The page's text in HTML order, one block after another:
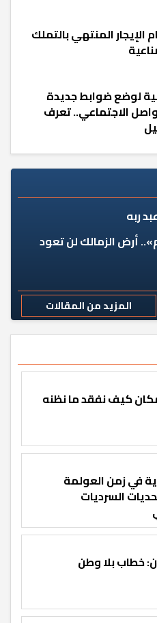
الإيجار المنتهي بالتملك
لوضع ضوابط جديدة
الاجتماعي.. تعرف
ربه
أرض الزمالك لن تعود
المزيد من المقالات
كيف نفقد ما نظنه
في زمن العولمة
السرديات
خطاب بلا وطن